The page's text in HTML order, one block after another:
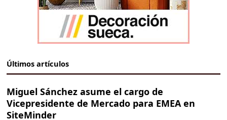
Últimos artículos
Miguel Sánchez asume el cargo de
Vicepresidente de Mercado para EMEA en
SiteMinder